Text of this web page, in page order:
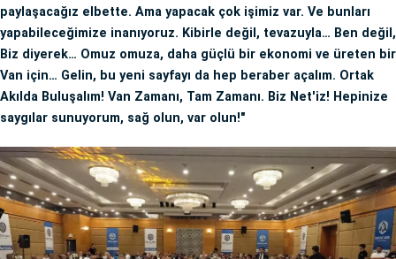
paylaşacağız elbette. Ama yapacak çok işimiz var. Ve bunları
yapabileceğimize inanıyoruz. Kibirle değil, tevazuyla… Ben değil,
Biz diyerek… Omuz omuza, daha güçlü bir ekonomi ve üreten bir
Van için… Gelin, bu yeni sayfayı da hep beraber açalım. Ortak
Akılda Buluşalım! Van Zamanı, Tam Zamanı. Biz Net'iz! Hepinize
saygılar sunuyorum, sağ olun, var olun!"